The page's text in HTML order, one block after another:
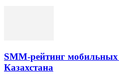
SMM-рейтинг мобильных
Казахстана